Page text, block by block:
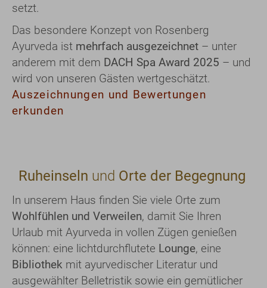
setzt.
Das besondere Konzept von Rosenberg
Ayurveda ist mehrfach ausgezeichnet – unter
anderem mit dem DACH Spa Award 2025 – und
wird von unseren Gästen wertgeschätzt.
Auszeichnungen und Bewertungen
erkunden
Ruheinseln und Orte der Begegnung
In unserem Haus finden Sie viele Orte zum
Wohlfühlen und Verweilen, damit Sie Ihren
Urlaub mit Ayurveda in vollen Zügen genießen
können: eine lichtdurchflutete Lounge, eine
Bibliothek mit ayurvedischer Literatur und
ausgewählter Belletristik sowie ein gemütlicher